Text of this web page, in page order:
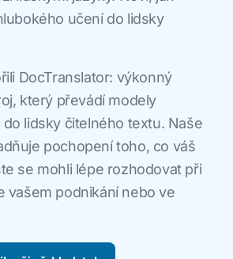
učení do lidsky
DocTranslator: výkonný
který převádí modely
lidsky čitelného textu. Naše
pochopení toho, co váš
se mohli lépe rozhodovat při
vašem podnikání nebo ve